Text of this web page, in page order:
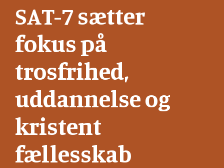
SAT-7 sætter
fokus på
trosfrihed,
uddannelse og
kristent
fællesskab